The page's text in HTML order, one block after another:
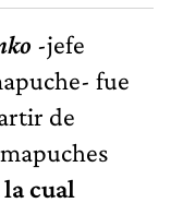
-jefe
fue
de
la cual